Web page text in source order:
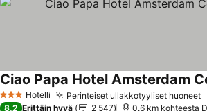
3 Tähtiluokitus
Hotelli Perinteiset ullakkotyyliset huoneet
Ciao Papa Hotel Amsterdam
8,2 Erittäin hyvä 2 547 0.6 km kohteesta